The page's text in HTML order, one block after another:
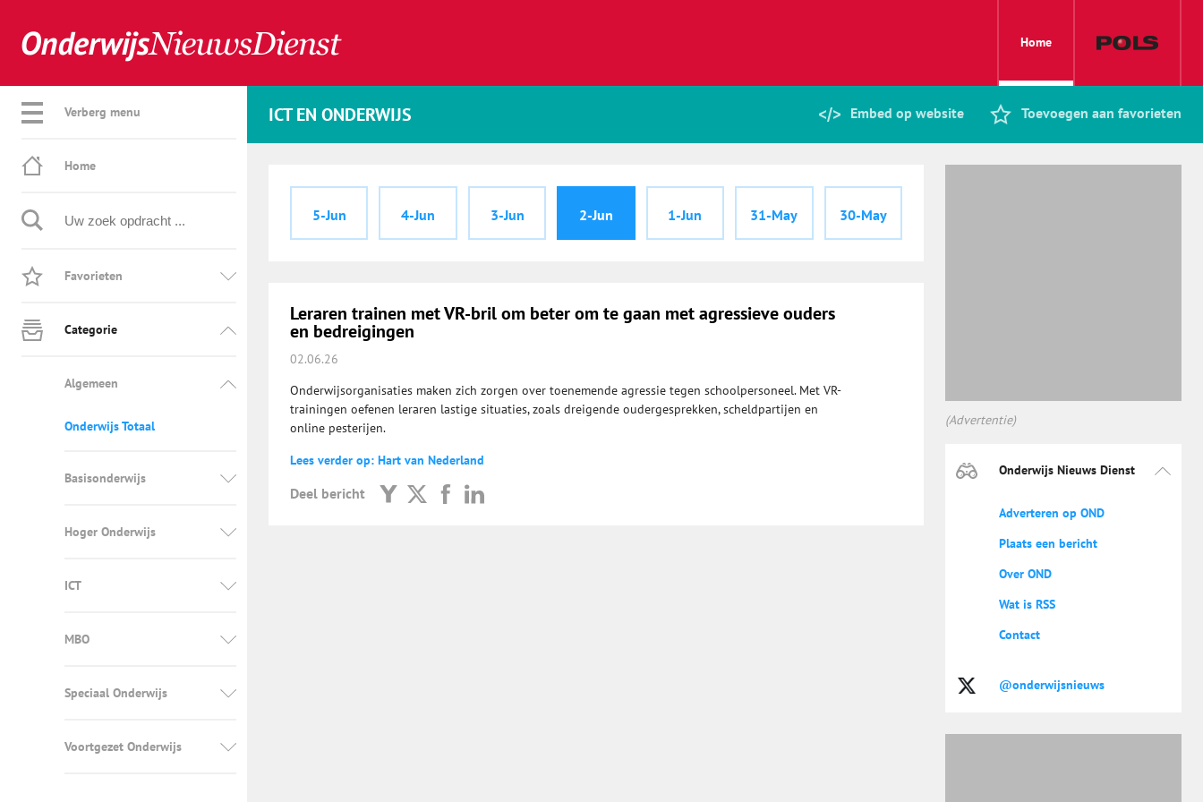
Home
Verberg menu
Home
Favorieten
Categorie
Algemeen
Onderwijs Totaal
Basisonderwijs
Hoger Onderwijs
ICT
MBO
Speciaal Onderwijs
Voortgezet Onderwijs
ICT EN ONDERWIJS Embed op website Toevoegen aan favorieten
5-Jun 4-Jun 3-Jun 2-Jun 1-Jun 31-May 30-May
Leraren trainen met VR-bril om beter om te gaan met agressieve ouders
en bedreigingen
02.06.26
Onderwijsorganisaties maken zich zorgen over toenemende agressie tegen schoolpersoneel. Met VR-
trainingen oefenen leraren lastige situaties, zoals dreigende oudergesprekken, scheldpartijen en
online pesterijen.
Lees verder op: Hart van Nederland
Deel bericht
(Advertentie)
Onderwijs Nieuws Dienst
Adverteren op OND
Plaats een bericht
Over OND
Wat is RSS
Contact
@onderwijsnieuws